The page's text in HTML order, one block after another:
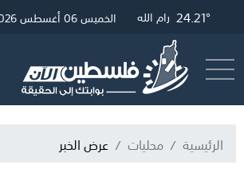
29.81° غزة 24.45° القدس 24.21° رام الله الخميس 06 أغسطس 2026
الرئيسية محليات عرض الخبر